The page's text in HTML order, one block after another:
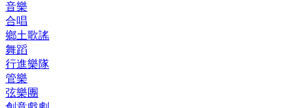
音樂
合唱
鄉土歌謠
舞蹈
行進樂隊
管樂
弦樂團